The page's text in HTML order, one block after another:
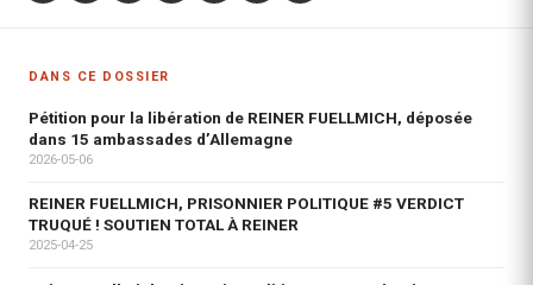
DANS CE DOSSIER
Pétition pour la libération de REINER FUELLMICH, déposée
dans 15 ambassades d’Allemagne
2026-05-06
REINER FUELLMICH, PRISONNIER POLITIQUE #5 VERDICT
TRUQUÉ ! SOUTIEN TOTAL À REINER
2025-04-25